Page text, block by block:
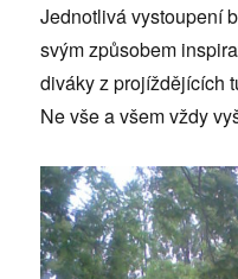
Jednotlivá vystoupení
svým způsobem
diváky z projíždějících
Ne vše a všem vždy